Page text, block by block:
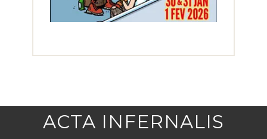
ACTA INFERNALIS